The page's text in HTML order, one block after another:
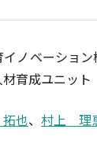
ノベーショ
育成ユニッ
也、 村上 理